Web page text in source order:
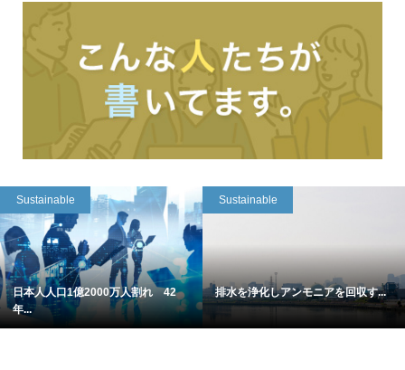
Sustainable
日本人人口1億2000万人割れ 42
年...
Sustainable
排水を浄化しアンモニアを回収す...